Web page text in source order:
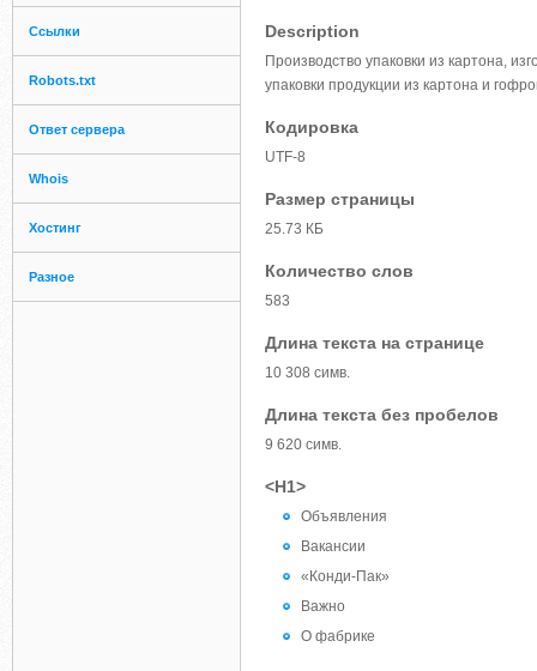
Ссылки
Robots.txt
Ответ сервера
Whois
Хостинг
Разное
Description
Производство упаковки из картона,
упаковки продукции из картона и
Кодировка
UTF-8
Размер страницы
25.73 КБ
Количество слов
583
Длина текста на странице
10 308 симв.
Длина текста без пробелов
9 620 симв.
<H1>
Объявления
Вакансии
«Конди-Пак»
Важно
О фабрике